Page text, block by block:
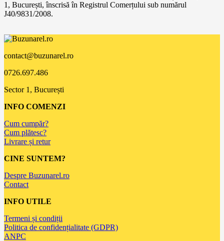
1, București, înscrisă în Registrul Comerțului sub numărul
J40/9831/2008.
contact@buzunarel.ro
0726.697.486
Sector 1, București
INFO COMENZI
Cum cumpăr?
Cum plătesc?
Livrare și retur
CINE SUNTEM?
Despre Buzunarel.ro
Contact
INFO UTILE
Termeni și condiții
Politica de confidențialitate (GDPR)
ANPC